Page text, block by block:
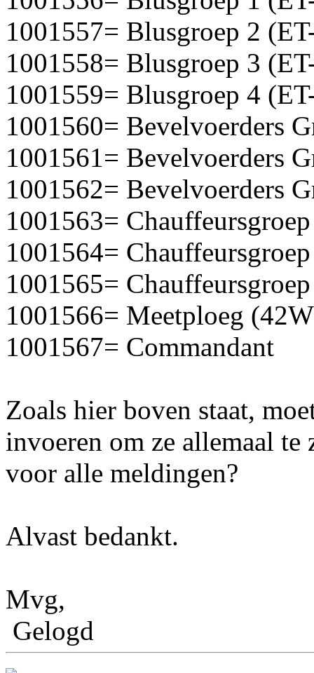
1001557= Blusgroep 2
1001558= Blusgroep 3
1001559= Blusgroep 4
1001560= Bevelvoerders
1001561= Bevelvoerders
1001562= Bevelvoerders
1001563=
1001564=
1001565=
1001566= Meetploeg
1001567= Commandant
Zoals hier boven staat,
invoeren om ze allemaal te
voor alle meldingen?
Alvast bedankt.
Mvg,
Gelogd